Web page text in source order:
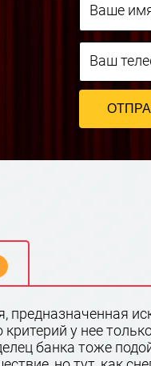
Ваше
Ваш
предназначенная
у нее
банка тоже